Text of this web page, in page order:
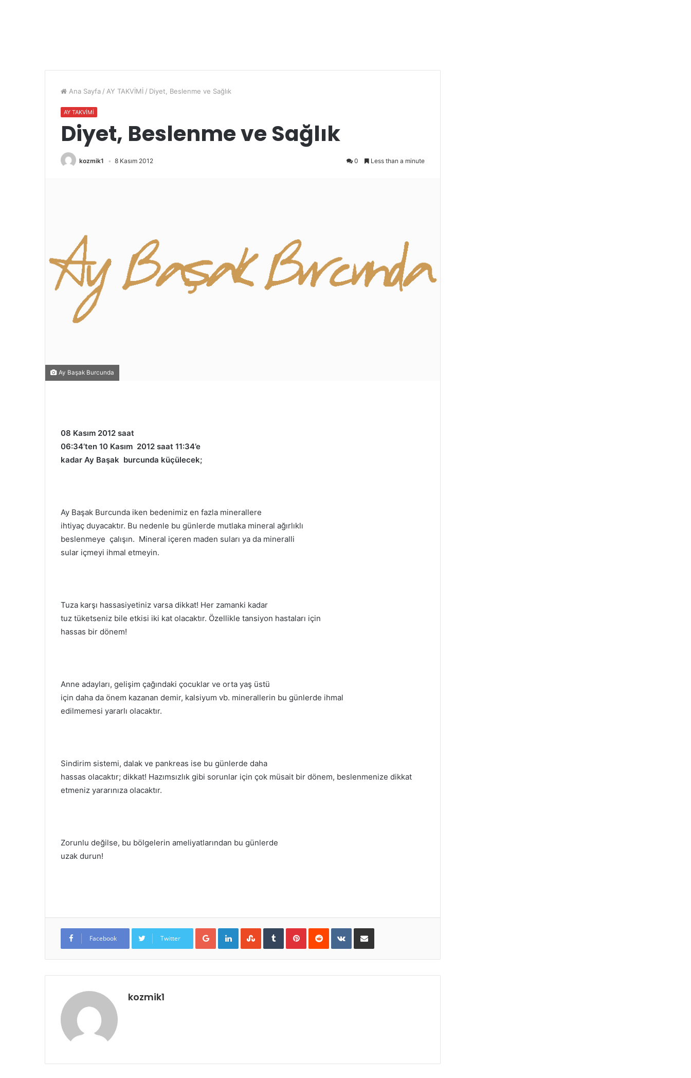
Ana Sayfa / AY TAKVİMİ / Diyet, Beslenme ve Sağlık
AY TAKVİMİ
Diyet, Beslenme ve Sağlık
kozmik1 8 Kasım 2012 0 Less than a minute
Ay Başak Burcunda
08 Kasım 2012 saat
06:34’ten 10 Kasım 2012 saat 11:34’e
kadar Ay Başak burcunda küçülecek;
Ay Başak Burcunda iken bedenimiz en fazla minerallere
ihtiyaç duyacaktır. Bu nedenle bu günlerde mutlaka mineral ağırlıklı
beslenmeye çalışın. Mineral içeren maden suları ya da mineralli
sular içmeyi ihmal etmeyin.
Tuza karşı hassasiyetiniz varsa dikkat! Her zamanki kadar
tuz tüketseniz bile etkisi iki kat olacaktır. Özellikle tansiyon hastaları için
hassas bir dönem!
Anne adayları, gelişim çağındaki çocuklar ve orta yaş üstü
için daha da önem kazanan demir, kalsiyum vb. minerallerin bu günlerde ihmal
edilmemesi yararlı olacaktır.
Sindirim sistemi, dalak ve pankreas ise bu günlerde daha
hassas olacaktır; dikkat! Hazımsızlık gibi sorunlar için çok müsait bir dönem, beslenmenize dikkat
etmeniz yararınıza olacaktır.
Zorunlu değilse, bu bölgelerin ameliyatlarından bu günlerde
uzak durun!
Facebook Twitter
Google+LinkedInStumbleUpon
TumblrPinterestReddit VKontakteE-Posta ile paylaş
kozmik1